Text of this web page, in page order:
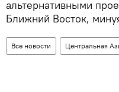
альтернативными
Ближний Восток,
Все новости Центральная